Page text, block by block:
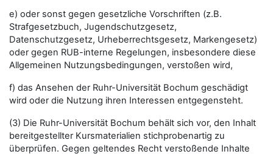
e) oder sonst gegen gesetzliche Vorschriften (z.B.
Strafgesetzbuch, Jugendschutzgesetz,
Datenschutzgesetz, Urheberrechtsgesetz, Markengesetz)
oder gegen RUB-interne Regelungen, insbesondere diese
Allgemeinen Nutzungsbedingungen, verstoßen wird,
f) das Ansehen der Ruhr-Universität Bochum geschädigt
wird oder die Nutzung ihren Interessen entgegensteht.
(3) Die Ruhr-Universität Bochum behält sich vor, den Inhalt
bereitgestellter Kursmaterialien stichprobenartig zu
überprüfen. Gegen geltendes Recht verstoßende Inhalte